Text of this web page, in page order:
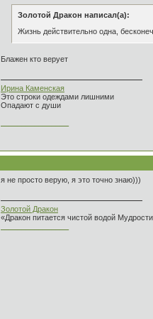
Золотой Дракон написал(а):
Жизнь действительно одна,
Блажен кто верует
Ирина Каменская
Это строки одеждами лишними
Опадают с души
я не просто верую, я это точно знаю)))
Золотой Дракон
«Дракон питается чистой водой